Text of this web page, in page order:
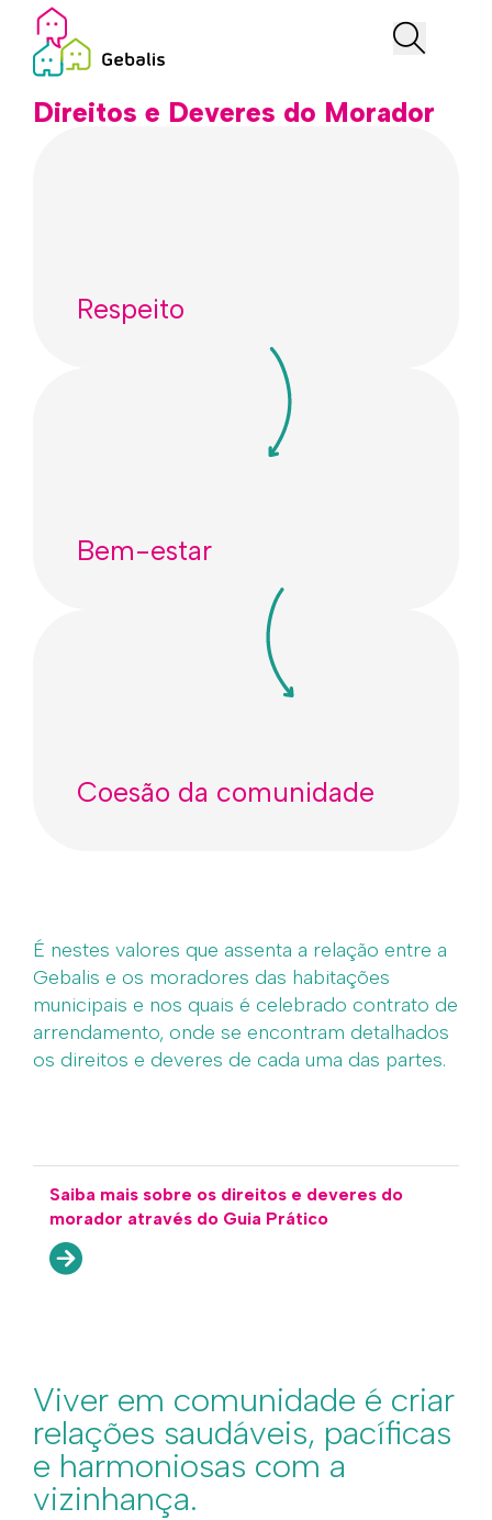
Direitos e Deveres do Morador
Respeito
Bem-estar
Coesão da comunidade
É nestes valores que assenta a relação entre a
Gebalis e os moradores das habitações
municipais e nos quais é celebrado contrato de
arrendamento, onde se encontram detalhados
os direitos e deveres de cada uma das partes.
Saiba mais sobre os direitos e deveres do
morador através do Guia Prático
Viver em comunidade é criar
relações saudáveis, pacíficas
e harmoniosas com a
vizinhança.